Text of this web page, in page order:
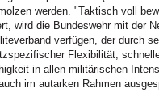
werden. "Taktisch voll
wird die Bundeswehr mit der
verfügen, der durch
Flexibilität,
in allen militärischen
im autarken Rahmen